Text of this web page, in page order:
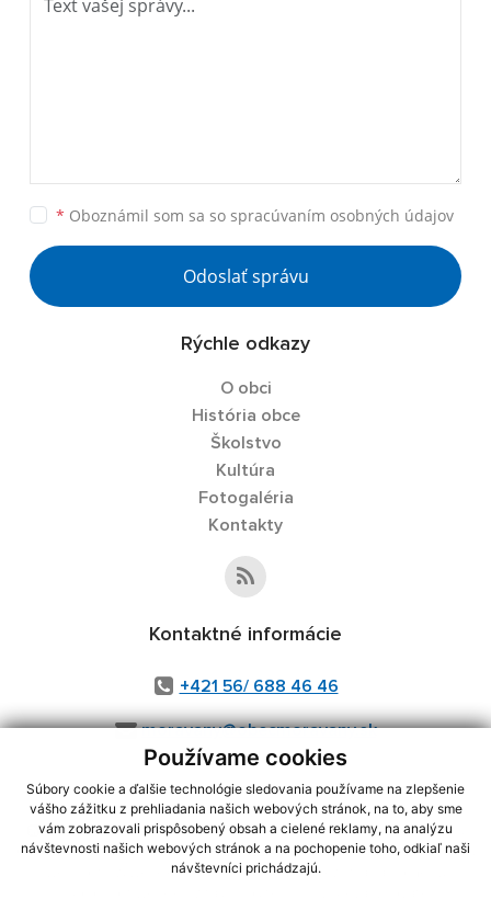
Používame cookies
Súbory cookie a ďalšie technológie sledovania používame na zlepšenie
vášho zážitku z prehliadania našich webových stránok, na to, aby sme
vám zobrazovali prispôsobený obsah a cielené reklamy, na analýzu
návštevnosti našich webových stránok a na pochopenie toho, odkiaľ naši
návštevníci prichádzajú.
* Oboznámil som sa so spracúvaním osobných údajov
Odoslať správu
Rýchle odkazy
O obci
História obce
Školstvo
Kultúra
Fotogaléria
Kontakty
Kontaktné informácie
+421 56/ 688 46 46
moravany@obecmoravany.sk
využite možnosť získavania aktuálnych informácií s využitím RSS
CMS systém (redakčný) systém ECHELON 2,Mapa stránok,web portál
webex.digital, s.r.o.,domény,registrácia domény